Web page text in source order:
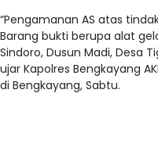
“Pengamanan AS atas
Barang bukti berupa alat
Sindoro, Dusun Madi, Desa
ujar Kapolres Bengkayang
di Bengkayang, Sabtu.